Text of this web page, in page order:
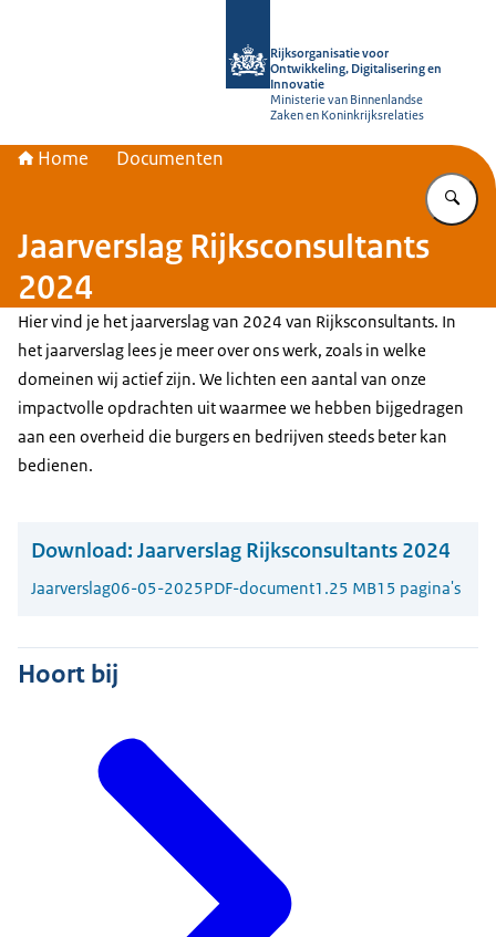
Rijksorganisatie voor
Ontwikkeling, Digitalisering en
Innovatie
Ministerie van Binnenlandse
Zaken en Koninkrijksrelaties
Home Documenten
Jaarverslag Rijksconsultants
2024
Hier vind je het jaarverslag van 2024 van Rijksconsultants. In
het jaarverslag lees je meer over ons werk, zoals in welke
domeinen wij actief zijn. We lichten een aantal van onze
impactvolle opdrachten uit waarmee we hebben bijgedragen
aan een overheid die burgers en bedrijven steeds beter kan
bedienen.
Download: Jaarverslag Rijksconsultants 2024
Jaarverslag06-05-2025PDF-document1.25 MB15 pagina's
Hoort bij